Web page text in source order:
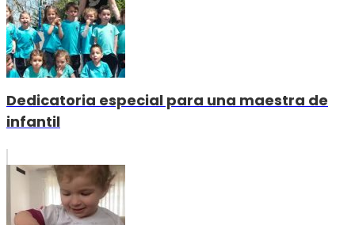
Dedicatoria especial para una maestra de
infantil